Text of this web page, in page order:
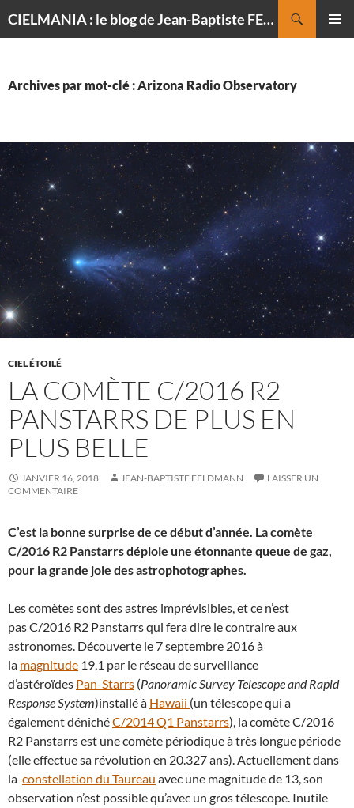
CIELMANIA : le blog de Jean-Baptiste FELDMANN, photographe du ciel
Archives par mot-clé : Arizona Radio Observatory
CIEL ÉTOILÉ
LA COMÈTE C/2016 R2
PANSTARRS DE PLUS EN
PLUS BELLE
JANVIER 16, 2018 JEAN-BAPTISTE FELDMANN
LAISSER UN
COMMENTAIRE
C’est la bonne surprise de ce début d’année. La comète
C/2016 R2 Panstarrs déploie une étonnante queue de gaz,
pour la grande joie des astrophotographes.
Les comètes sont des astres imprévisibles, et ce n’est
pas C/2016 R2 Panstarrs qui fera dire le contraire aux
astronomes. Découverte le 7 septembre 2016 à
la magnitude 19,1 par le réseau de surveillance
d’astéroïdes Pan-Starrs (Panoramic Survey Telescope and Rapid
Response System)installé à Hawaii (un télescope qui a
également dénichéC/2014 Q1 Panstarrs), la comète C/2016
R2 Panstarrs est une comète périodique à très longue période
(elle effectue sa révolution en 20.327 ans). Actuellement dans
la constellation du Taureau avec une magnitude de 13, son
observation n’est possible qu’avec un gros télescope. Inutile